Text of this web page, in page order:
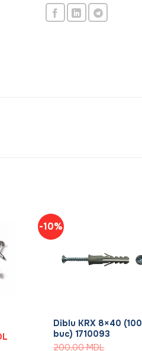
-10%
Diblu KRX 8×40 (100
buc) 1710093
200,00MDL